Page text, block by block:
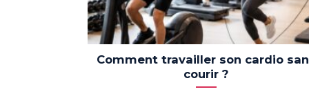
Comment travailler son cardio
courir ?